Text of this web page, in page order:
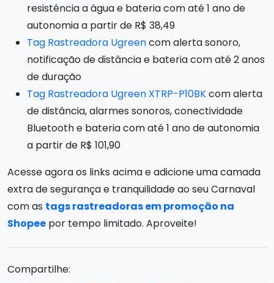
resistência a água e bateria com até 1 ano de
autonomia a partir de R$ 38,49
Tag Rastreadora Ugreencom alerta sonoro,
notificação de distância e bateria com até 2 anos
de duração
Tag Rastreadora Ugreen XTRP-P10BKcom alerta
de distância, alarmes sonoros, conectividade
Bluetooth e bateria com até 1 ano de autonomia
a partir de R$ 101,90
Acesse agora os links acima e adicione uma camada
extra de segurança e tranquilidade ao seu Carnaval
com as tags rastreadoras em promoção na
Shopee por tempo limitado. Aproveite!
Compartilhe: